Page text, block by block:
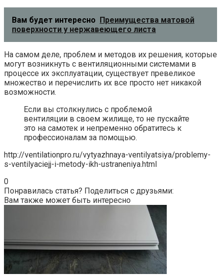
Вам будет интересно Преимущества матовой
поверхности у нержавеющего листа
На самом деле, проблем и методов их решения, которые
могут возникнуть с вентиляционными системами в
процессе их эксплуатации, существует превеликое
множество и перечислить их все просто нет никакой
возможности.
Если вы столкнулись с проблемой
вентиляции в своем жилище, то не пускайте
это на самотек и непременно обратитесь к
профессионалам за помощью.
http://ventilationpro.ru/vytyazhnaya-ventilyatsiya/problemy-
s-ventilyaciejj-i-metody-ikh-ustraneniya.html
0
Понравилась статья? Поделиться с друзьями:
Вам также может быть интересно